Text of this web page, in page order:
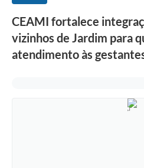
CEAMI fortalece
vizinhos de Jardim para
atendimento às